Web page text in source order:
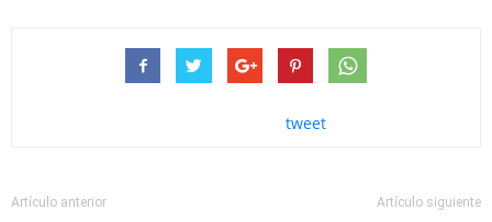
tweet
Artículo anterior Artículo siguiente